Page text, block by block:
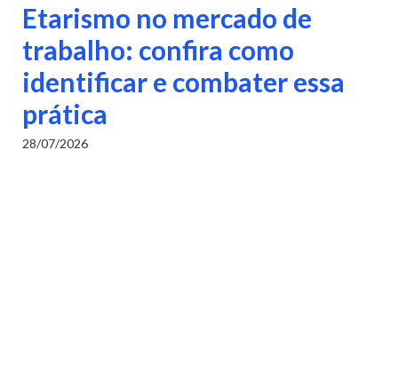
Etarismo no mercado de
trabalho: confira como
identificar e combater essa
prática
28/07/2026